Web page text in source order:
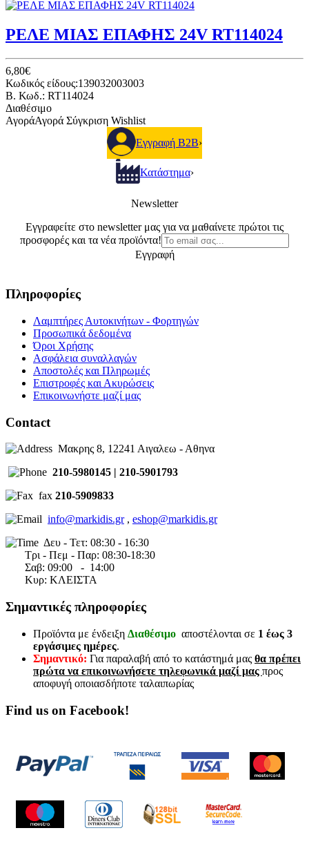
ΡΕΛΕ ΜΙΑΣ ΕΠΑΦΗΣ 24V RT114024
6,80€
Κωδικός είδους:139032003003
B. Κωδ.: RT114024
Διαθέσιμο
ΑγοράΑγορά Σύγκριση Wishlist
Εγγραφή B2B›
Κατάστημα›
Newsletter
Εγγραφείτε στο newsletter μας για να μαθαίνετε πρώτοι τις
προσφορές και τα νέα προϊόντα!
Εγγραφή
Πληροφορίες
Λαμπτήρες Αυτοκινήτων - Φορτηγών
Προσωπικά δεδομένα
Όροι Χρήσης
Ασφάλεια συναλλαγών
Αποστολές και Πληρωμές
Επιστροφές και Ακυρώσεις
Επικοινωνήστε μαζί μας
Contact
Μακρης 8, 12241 Αιγαλεω - Αθηνα
210-5980145 | 210-5901793
fax 210-5909833
info@markidis.gr, eshop@markidis.gr
Δευ - Τετ: 08:30 - 16:30
Τρι - Πεμ - Παρ: 08:30-18:30
Σαβ: 09:00 - 14:00
Κυρ: ΚΛΕΙΣΤΑ
Σημαντικές πληροφορίες
Προϊόντα με ένδειξη Διαθέσιμο αποστέλονται σε 1 έως 3
εργάσιμες ημέρες.
Σημαντικό: Για παραλαβή από το κατάστημά μας θα πρέπει
πρώτα να επικοινωνήσετε τηλεφωνικά μαζί μας προς
αποφυγή οποιασδήποτε ταλαιπωρίας
Find us on Facebook!